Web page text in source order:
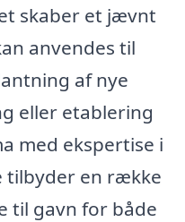
skaber et jævnt
anvendes til
af nye
eller etablering
med ekspertise i
tilbyder en række
til gavn for både